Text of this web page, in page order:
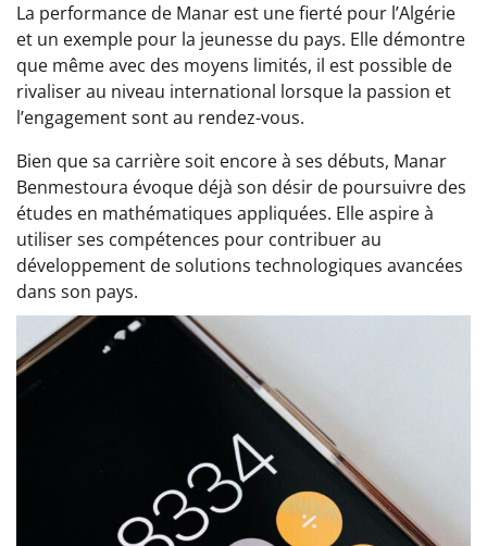
La performance de Manar est une fierté pour l’Algérie
et un exemple pour la jeunesse du pays. Elle démontre
que même avec des moyens limités, il est possible de
rivaliser au niveau international lorsque la passion et
l’engagement sont au rendez-vous.
Bien que sa carrière soit encore à ses débuts, Manar
Benmestoura évoque déjà son désir de poursuivre des
études en mathématiques appliquées. Elle aspire à
utiliser ses compétences pour contribuer au
développement de solutions technologiques avancées
dans son pays.